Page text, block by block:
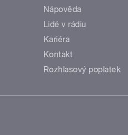
Nápověda
Lidé v rádiu
Kariéra
Kontakt
Rozhlasový poplatek